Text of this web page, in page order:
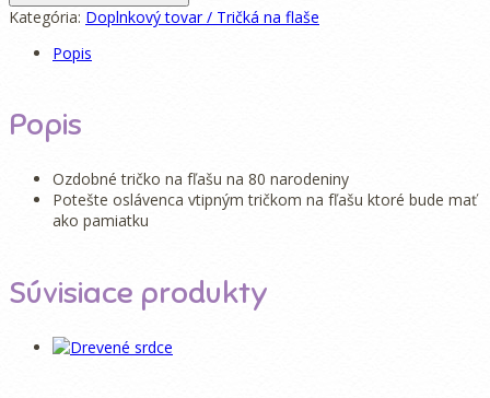
na
Kategória: Doplnkový tovar / Tričká na flaše
Popis
Popis
Ozdobné tričko na fľašu na 80 narodeniny
Potešte oslávenca vtipným tričkom na fľašu ktoré bude mať
ako pamiatku
Súvisiace produkty